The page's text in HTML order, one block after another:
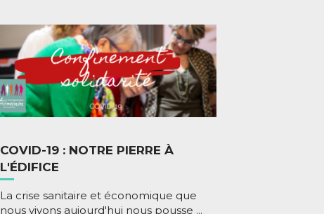
COVID-19 : NOTRE PIERRE À
L'ÉDIFICE
La crise sanitaire et économique que
nous vivons aujourd'hui nous pousse ...